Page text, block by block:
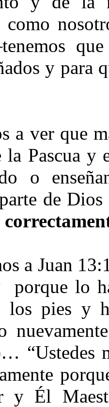
como
y para
que más
la Pascua y
o
de
Juan
porque lo
los pies y
“Ustedes
y Él